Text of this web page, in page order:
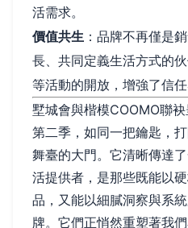
活需求。
價值共生 ：品牌不再僅是
長、共同定義生活方式的
等活動的開放，增強了信任
墅城會與楷模COOMO聯袂
第二季，如同一把鑰匙，
舞臺的大門。它清晰傳達
活提供者，是那些既能以
品，又能以細膩洞察與系
牌。它們正悄然重塑著我